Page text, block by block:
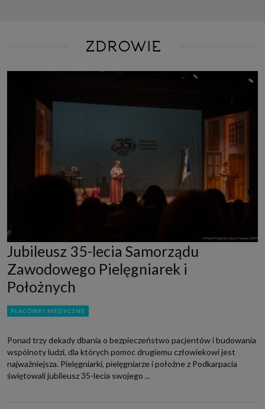
ZDROWIE
Jubileusz 35-lecia Samorządu
Zawodowego Pielęgniarek i
Położnych
PLACÓWKI MEDYCZNE
Ponad trzy dekady dbania o bezpieczeństwo pacjentów i budowania
wspólnoty ludzi, dla których pomoc drugiemu człowiekowi jest
najważniejsza. Pielęgniarki, pielęgniarze i położne z Podkarpacia
świętowali jubileusz 35-lecia swojego ...